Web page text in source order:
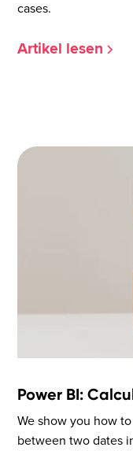
cases.
Artikel lesen
Power BI:
We show you how
between two dates